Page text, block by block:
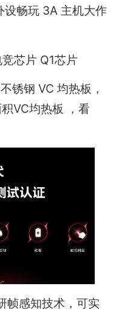
设畅玩 3A 主机大作
芯片 Q1芯片
锈钢 VC 均热板，
VC均热板 ，看
帧感知技术，可实